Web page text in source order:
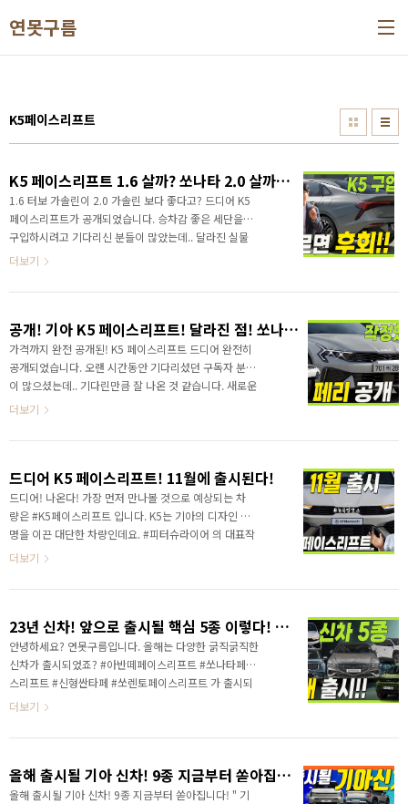
연못구름
K5페이스리프트
K5 페이스리프트 1.6 살까? 쏘나타 2.0 살까? 이거 모르면 후회합니다. 엔진 선택 가이드!
1.6 터보 가솔린이 2.0 가솔린 보다 좋다고? 드디어 K5
페이스리프트가 공개되었습니다. 승차감 좋은 세단을
구입하시려고 기다리신 분들이 많았는데.. 달라진 실물
이 공개된 것이죠! 실물 공개와 함께 채널에서 설문을 진
마음이 드시나요? 하루만에 무려 2.2백명의 구독자 분
사합니다. 결과는 59%37%로 새로운 디자인으로 출시
한 기아 #K5페이스리프트 가 차지했는데요. 대표사진
삭제 사진 설명을 입력하세요. 실제 판매량도 이렇게 될
지 함께 지켜보세죠! 그리고 이번 영상에서는 K5와 쏘나
택 이 부분을 집중적으로 알려드리겠습니다. 영상으로
정확한 ..
더보기
공개! 기아 K5 페이스리프트! 달라진 점! 쏘나타 덤벼! #KIA #K5FACELIFT #K5하이브리드
가격까지 완전 공개된! K5 페이스리프트 드디어 완전히
공개되었습니다. 오랜 시간동안 기다리셨던 구독자 분들
이 많으셨는데.. 기다린만큼 잘 나온 것 같습니다. 새로운
헤드램프는 스타맵 시그니처 라이팅 디자인을 세단에 첫
진 설명을 입력하세요. 기존 헤드램프도 개성있는 모습이
과 그릴 등 전면부 대부분의 디자인이 변경되었는데, 파
격적인 변신 보다는 완성도를 높이는 디자인으로 달라졌
습니다. 영상으로 세부적인 정보를 가장 먼저 만나보세
요!
더보기
드디어 K5 페이스리프트! 11월에 출시된다!
드디어! 나온다! 가장 먼저 만나볼 것으로 예상되는 차
량은 #K5페이스리프트 입니다. K5는 기아의 디자인 혁
명을 이끈 대단한 차량인데요. #피터슈라이어 의 대표작
이면서 동시에 기아의 디자인 실력을 글로벌에 알리게
인이 이런 것인지. 여전히 도로에서 볼때마다 멋진 차량
다면 고가의 수입차가 부럽지 않을 정도로 잘 만든 디자
인이 감탄합니다. 영상으로 정확한 정보를 가장 먼저 만
나보세요!
더보기
23년 신차! 앞으로 출시될 핵심 5종 이렇다! 아직도 많이 있다고!?
안녕하세요? 연못구름입니다. 올해는 다양한 굵직굵직한
신차가 출시되었죠? #아반떼페이스리프트 #쏘나타페이
스리프트 #신형싼타페 #쏘렌토페이스리프트 가 출시되
었습니다. 이제 11월과 12월 달만 남은 상황인데, 새로운
정입니다. 올해 남은 기간동안 어떤 신차가 출시되는지
만나보세요!
더보기
올해 출시될 기아 신차! 9종 지금부터 쏟아집니다!
올해 출시될 기아 신차! 9종 지금부터 쏟아집니다! " 기